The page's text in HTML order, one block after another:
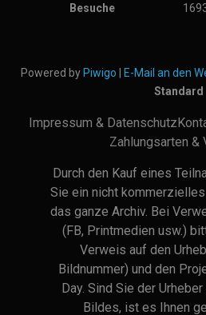
Besuche
Powered by Piwigo E-Mail an den
Standard
Impressum & Datenschutz
Zahlungsarten &
Durch den Kauf eines
Sie ein nicht
das ganze Archiv. Bei
(FB, Printmedien usw.)
Verweis auf den
Bildnummer) und den
Day. Sind Sie der
Bildes, ist es Ihnen